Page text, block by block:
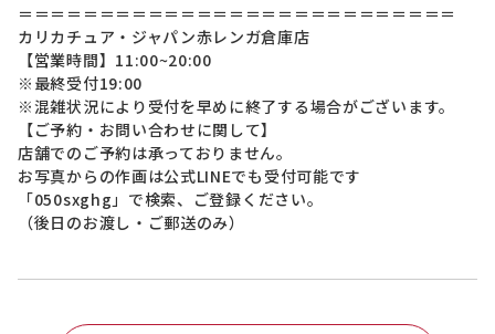
＝＝＝＝＝＝＝＝＝＝＝＝＝＝＝＝＝＝＝＝＝＝＝＝＝＝＝
カリカチュア・ジャパン赤レンガ倉庫店
【営業時間】11:00~20:00
※最終受付19:00
※混雑状況により受付を早めに終了する場合がございます。
【ご予約・お問い合わせに関して】
店舗でのご予約は承っておりません。
お写真からの作画は公式LINEでも受付可能です
「050sxghg」で検索、ご登録ください。
（後日のお渡し・ご郵送のみ）